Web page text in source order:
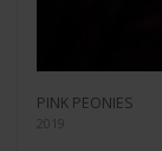
PINK PEONIES
2019